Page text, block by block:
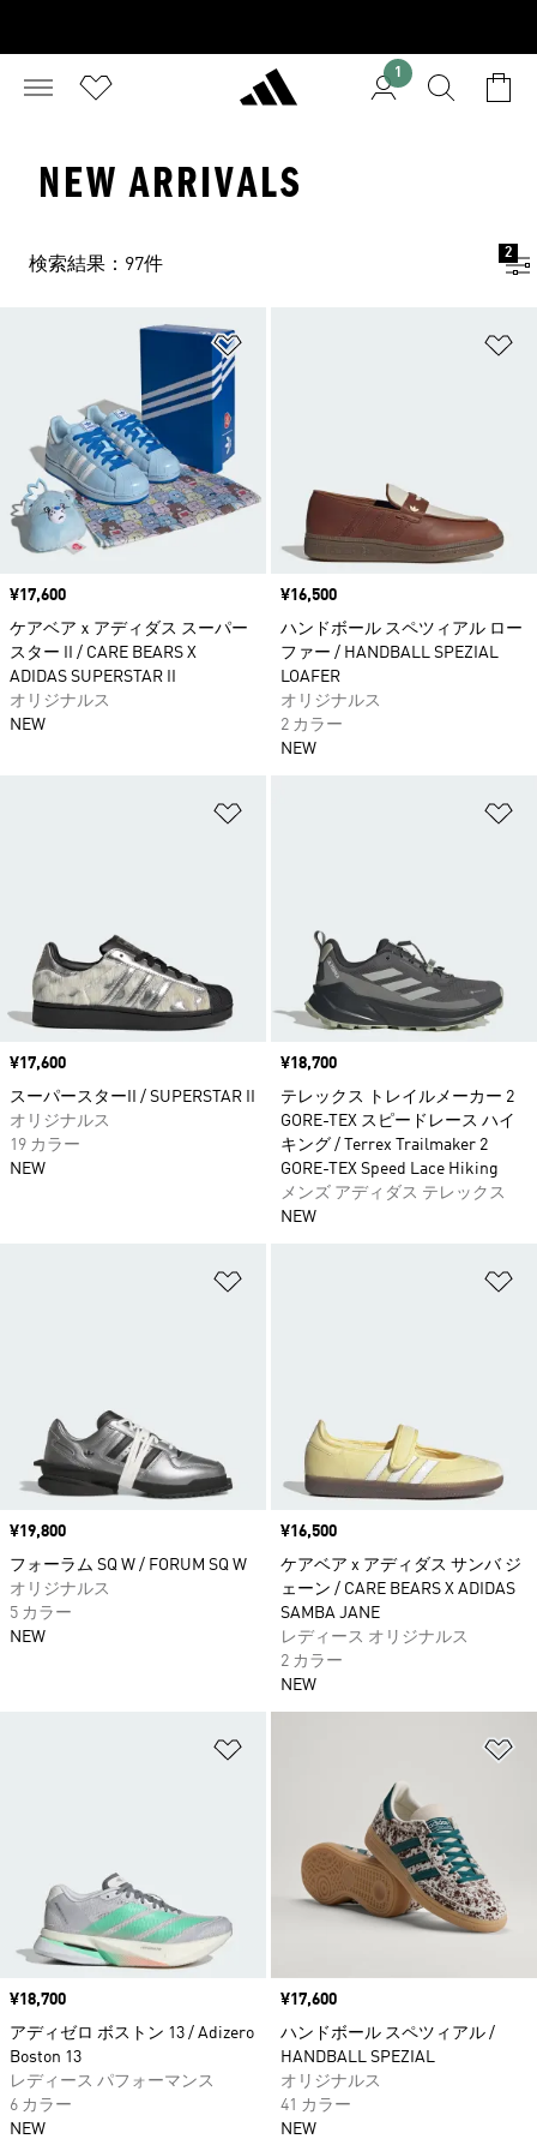
1
NEW ARRIVALS
検索結果：97件
2
価格
¥17,600
ケアベアｘアディダス スーパー
スター II / CARE BEARS X
ADIDAS SUPERSTAR II
オリジナルス
NEW
価格
¥16,500
ハンドボール スペツィアル ロー
ファー / HANDBALL SPEZIAL
LOAFER
オリジナルス
2 カラー
NEW
価格
¥17,600
スーパースターII / SUPERSTAR II
オリジナルス
19 カラー
NEW
価格
¥18,700
テレックス トレイルメーカー 2
GORE-TEX スピードレース ハイ
キング / Terrex Trailmaker 2
GORE-TEX Speed Lace Hiking
メンズ アディダス テレックス
NEW
価格
¥19,800
フォーラム SQ W / FORUM SQ W
オリジナルス
5 カラー
NEW
価格
¥16,500
ケアベア x アディダス サンバ ジ
ェーン / CARE BEARS X ADIDAS
SAMBA JANE
レディース オリジナルス
2 カラー
NEW
価格
¥18,700
アディゼロ ボストン 13 / Adizero
Boston 13
レディース パフォーマンス
6 カラー
NEW
価格
¥17,600
ハンドボール スペツィアル /
HANDBALL SPEZIAL
オリジナルス
41 カラー
NEW